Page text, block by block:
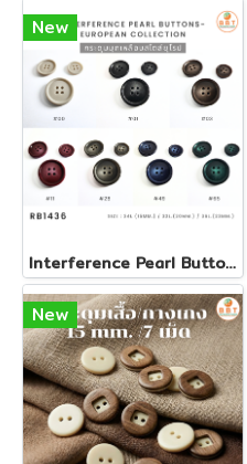
New
Interference Pearl Buttons - European Collection
New